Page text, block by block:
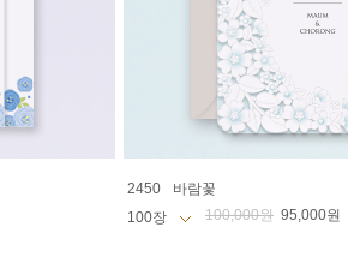
2450
바람꽃
100,000원 95,000원